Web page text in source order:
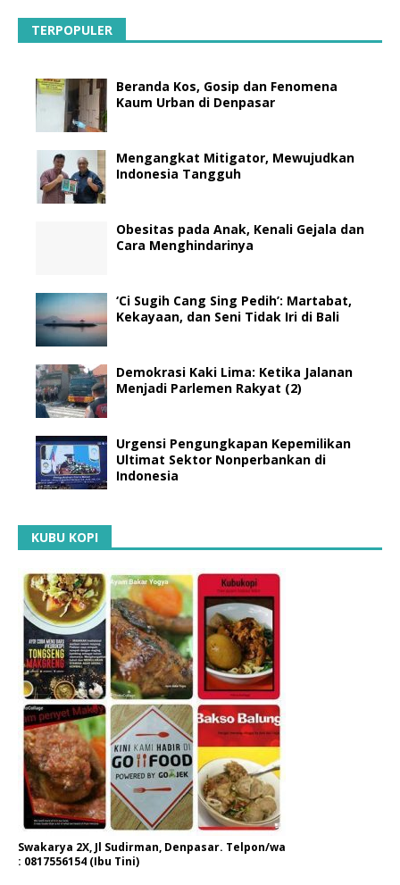
TERPOPULER
Beranda Kos, Gosip dan Fenomena
Kaum Urban di Denpasar
Mengangkat Mitigator, Mewujudkan
Indonesia Tangguh
Obesitas pada Anak, Kenali Gejala dan
Cara Menghindarinya
‘Ci Sugih Cang Sing Pedih’: Martabat,
Kekayaan, dan Seni Tidak Iri di Bali
Demokrasi Kaki Lima: Ketika Jalanan
Menjadi Parlemen Rakyat (2)
Urgensi Pengungkapan Kepemilikan
Ultimat Sektor Nonperbankan di
Indonesia
KUBU KOPI
Swakarya 2X, Jl Sudirman, Denpasar. Telpon/wa
: 0817556154 (Ibu Tini)